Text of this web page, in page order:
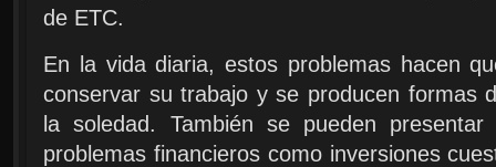
de ETC.
En la vida diaria, estos problemas hacen
conservar su trabajo y se producen formas
la soledad. También se pueden
problemas financieros como inversiones